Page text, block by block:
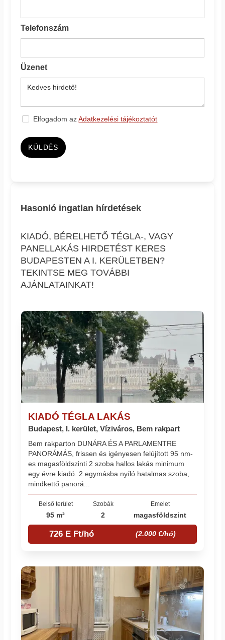
Telefonszám
Üzenet
Elfogadom azAdatkezelési tájékoztatót
KÜLDÉS
Hasonló ingatlan hírdetések
KIADÓ, BÉRELHETŐ TÉGLA-, VAGY
PANELLAKÁS HIRDETÉST KERES
BUDAPESTEN A I. KERÜLETBEN?
TEKINTSE MEG TOVÁBBI
AJÁNLATAINKAT!
KIADÓ TÉGLA LAKÁS
Budapest, I. kerület, Víziváros, Bem rakpart
Bem rakparton DUNÁRA ÉS A PARLAMENTRE
PANORÁMÁS, frissen és igényesen felújított 95 nm-
es magasföldszinti 2 szoba hallos lakás minimum
egy évre kiadó. 2 egymásba nyíló hatalmas szoba,
mindkettő panorá...
Belső terület
95 m²
Szobák
2
Emelet
magasföldszint
726 E Ft/hó (2.000 €/hó)